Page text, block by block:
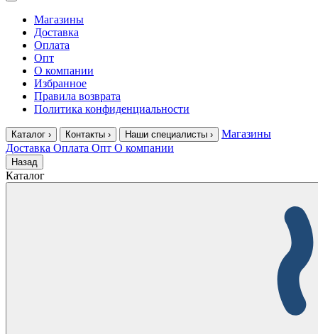
Магазины
Доставка
Оплата
Опт
О компании
Избранное
Правила возврата
Политика конфиденциальности
Каталог › Контакты › Наши специалисты ›
Магазины
Доставка Оплата Опт О компании
Назад
Каталог